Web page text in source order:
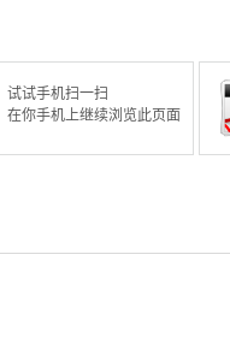
试试手机扫一扫
在你手机上继续浏览此页面